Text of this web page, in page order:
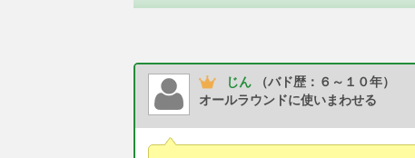
じん
（バド歴：６～１０年）
オールラウンドに使いまわせる